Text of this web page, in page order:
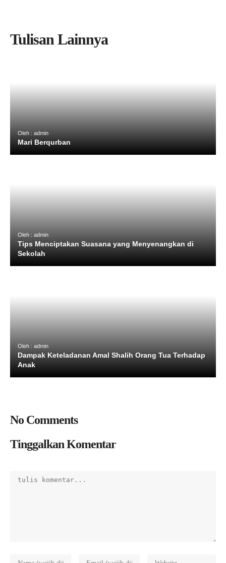
Tulisan Lainnya
Oleh : admin
Mari Berqurban
Oleh : admin
Tips Menciptakan Suasana yang Menyenangkan di
Sekolah
Oleh : admin
Dampak Keteladanan Amal Shalih Orang Tua Terhadap
Anak
No Comments
Tinggalkan Komentar